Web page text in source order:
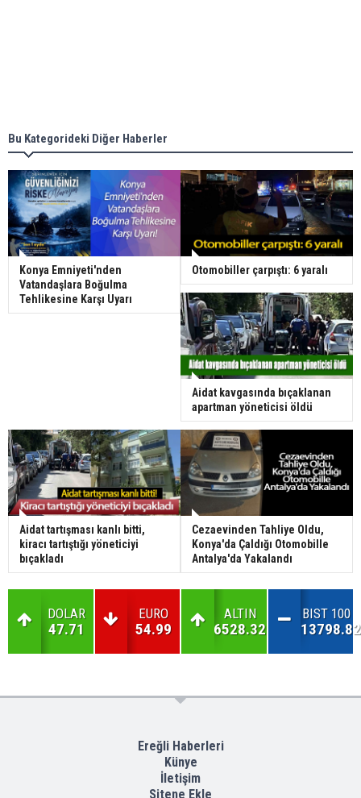
Bu Kategorideki Diğer Haberler
Konya Emniyeti'nden
Vatandaşlara Boğulma
Tehlikesine Karşı Uyarı
Otomobiller çarpıştı: 6 yaralı
Aidat kavgasında bıçaklanan
apartman yöneticisi öldü
Aidat tartışması kanlı bitti,
kiracı tartıştığı yöneticiyi
bıçakladı
Cezaevinden Tahliye Oldu,
Konya'da Çaldığı Otomobille
Antalya'da Yakalandı
DOLAR
47.71
EURO
54.99
ALTIN
6528.32
BIST 100
13798.82
Ereğli Haberleri
Künye
İletişim
Sitene Ekle